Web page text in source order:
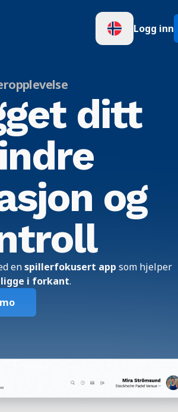
Logg inn
ditt
og
enspillerfokusert app som hjelper
ligge i forkant.